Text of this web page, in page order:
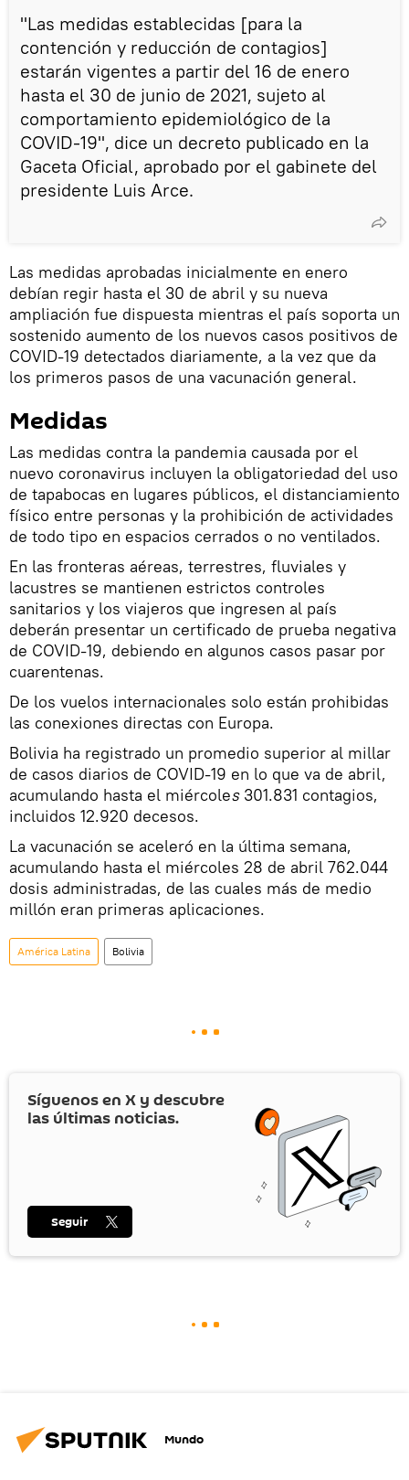
"Las medidas establecidas [para la
contención y reducción de contagios]
estarán vigentes a partir del 16 de enero
hasta el 30 de junio de 2021, sujeto al
comportamiento epidemiológico de la
COVID-19", dice un decreto publicado en la
Gaceta Oficial, aprobado por el gabinete del
presidente Luis Arce.
Las medidas aprobadas inicialmente en enero
debían regir hasta el 30 de abril y su nueva
ampliación fue dispuesta mientras el país soporta un
sostenido aumento de los nuevos casos positivos de
COVID-19 detectados diariamente, a la vez que da
los primeros pasos de una vacunación general.
Medidas
Las medidas contra la pandemia causada por el
nuevo coronavirus incluyen la obligatoriedad del uso
de tapabocas en lugares públicos, el distanciamiento
físico entre personas y la prohibición de actividades
de todo tipo en espacios cerrados o no ventilados.
En las fronteras aéreas, terrestres, fluviales y
lacustres se mantienen estrictos controles
sanitarios y los viajeros que ingresen al país
deberán presentar un certificado de prueba negativa
de COVID-19, debiendo en algunos casos pasar por
cuarentenas.
De los vuelos internacionales solo están prohibidas
las conexiones directas con Europa.
Bolivia ha registrado un promedio superior al millar
de casos diarios de COVID-19 en lo que va de abril,
acumulando hasta el miércoles301.831 contagios,
incluidos 12.920 decesos.
La vacunación se aceleró en la última semana,
acumulando hasta el miércoles 28 de abril 762.044
dosis administradas, de las cuales más de medio
millón eran primeras aplicaciones.
América Latina Bolivia
Síguenos en X y descubre
las últimas noticias.
Seguir
Mundo